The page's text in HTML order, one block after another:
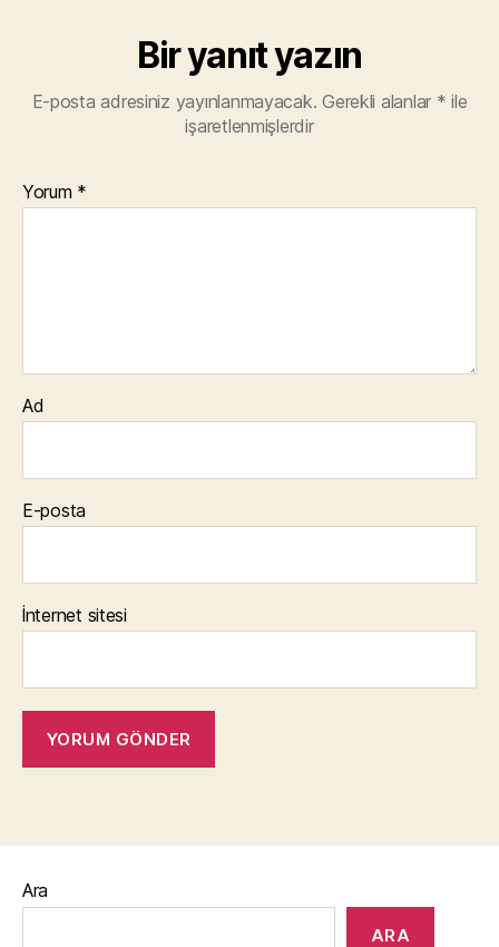
Bir yanıt yazın
E-posta adresiniz yayınlanmayacak. Gerekli alanlar * ile
işaretlenmişlerdir
Yorum *
Ad
E-posta
İnternet sitesi
Ara
ARA